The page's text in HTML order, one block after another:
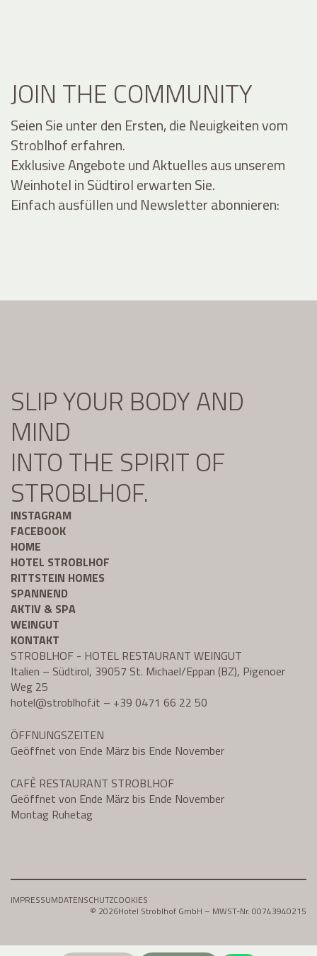
JOIN THE COMMUNITY
Seien Sie unter den Ersten, die Neuigkeiten vom
Stroblhof erfahren.
Exklusive Angebote und Aktuelles aus unserem
Weinhotel in Südtirol erwarten Sie.
Einfach ausfüllen und Newsletter abonnieren:
SLIP YOUR BODY AND
MIND
INTO THE SPIRIT OF
STROBLHOF.
INSTAGRAM
FACEBOOK
HOME
HOTEL STROBLHOF
RITTSTEIN HOMES
SPANNEND
AKTIV & SPA
WEINGUT
KONTAKT
STROBLHOF - HOTEL RESTAURANT WEINGUT
Italien – Südtirol, 39057 St. Michael/Eppan (BZ), Pigenoer
Weg 25
hotel@stroblhof.it – +39 0471 66 22 50
ÖFFNUNGSZEITEN
Geöffnet von Ende März bis Ende November
CAFÈ RESTAURANT STROBLHOF
Geöffnet von Ende März bis Ende November
Montag Ruhetag
IMPRESSUMDATENSCHUTZCOOKIES
© 2026Hotel Stroblhof GmbH – MWST-Nr. 00743940215